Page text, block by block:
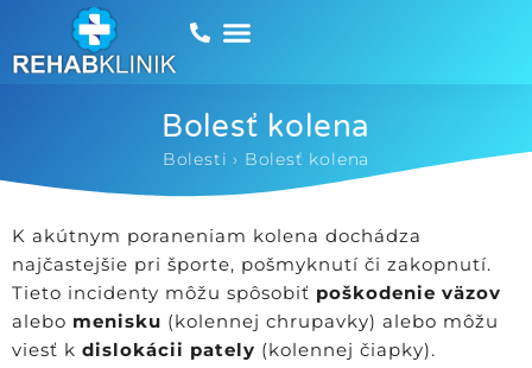
Bolesť kolena
Bolesti › Bolesť kolena​
K akútnym poraneniam kolena dochádza
najčastejšie pri športe, pošmyknutí či zakopnutí.
Tieto incidenty môžu spôsobiť poškodenie väzov
alebo menisku (kolennej chrupavky) alebo môžu
viesť k dislokácii pately (kolennej čiapky).